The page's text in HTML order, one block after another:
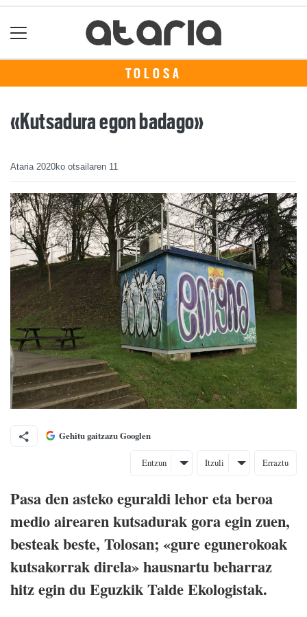
TOLOSA
«Kutsadura egon badago»
Ataria 2020ko otsailaren 11
Gehitu gaitzazu Googlen
Entzun Itzuli Erraztu
Pasa den asteko eguraldi lehor eta beroa
medio airearen kutsadurak gora egin zuen,
besteak beste, Tolosan; «gure egunerokoak
kutsakorrak direla» hausnartu beharraz
hitz egin du Eguzkik Talde Ekologistak.